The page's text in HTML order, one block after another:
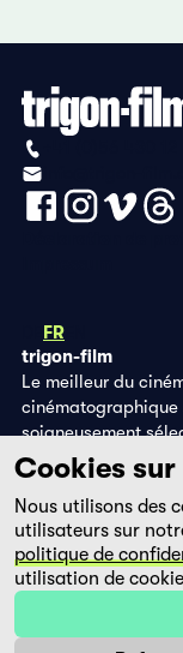
FR
trigon-film
Le meilleur du
cinématographique
soigneusement
d'Afrique et
grâce à ses propres
streaming filmingo.
Cookies
Nous utilisons des
utilisateurs sur
politique de
utilisation de